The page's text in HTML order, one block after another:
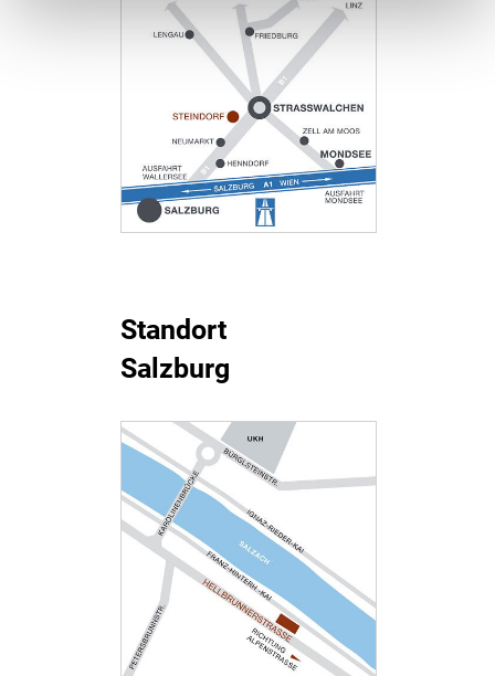
Standort
Salzburg